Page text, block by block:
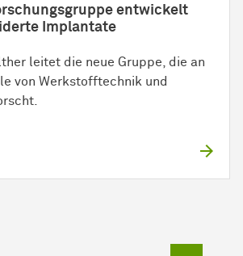
entwickelt
Implantate
leitet die neue Gruppe, die an
von Werkstofftechnik und